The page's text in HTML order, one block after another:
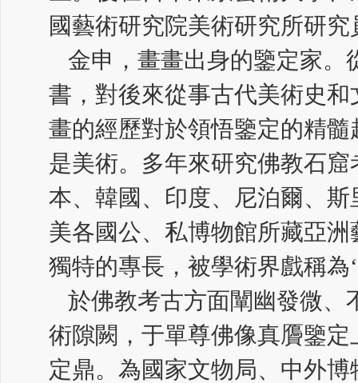
國藝術研究院美術研究所研究
金申，畫畫出身的鑒定家。
書，對後來從事古代美術史
畫的經歷對於領悟鑒定的精
是美術。多年來研究佛教石
本、韓國、印度、尼泊爾、
美各國公、私博物館所藏亞
獨特的專長，被學術界戲稱為
於佛教考古方面闡幽發微、
術隙闕，于單尊佛像真贗鑒
定鼎。為國家文物局、中外